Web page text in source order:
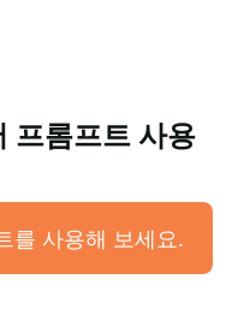
프롬프트 사용
를 사용해 보세요.